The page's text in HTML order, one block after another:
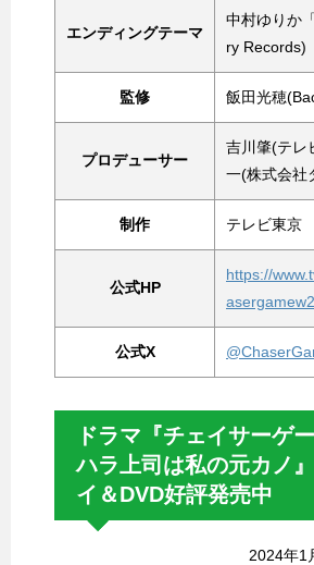
エンディングテーマ
中村ゆりか
ry Records)
監修 飯田光穂
プロデューサー
吉川肇(テレ
一(株式会社
制作 テレビ東京
公式HP
https://
公式X
ドラマ『チェイサーゲ
ハラ上司は私の元カノ
イ＆DVD好評発売中
2024年1